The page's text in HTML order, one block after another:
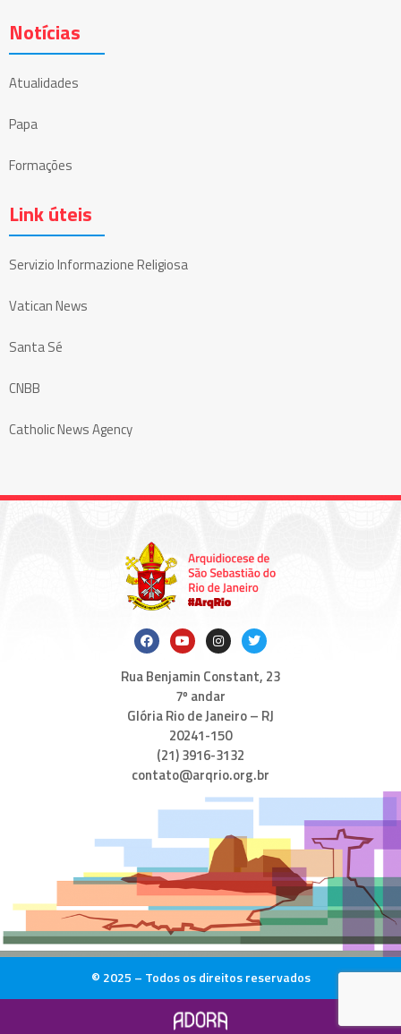
Notícias
Atualidades
Papa
Formações
Link úteis
Servizio Informazione Religiosa
Vatican News
Santa Sé
CNBB
Catholic News Agency
Rua Benjamin Constant, 23
7º andar
Glória Rio de Janeiro – RJ
20241-150
(21) 3916-3132
contato@arqrio.org.br
© 2025 – Todos os direitos reservados